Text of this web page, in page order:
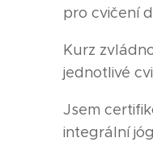
pro cvičení
Kurz
jednotlivé
Jsem
integrální